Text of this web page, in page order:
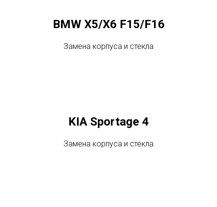
BMW X5/X6 F15/F16
Замена корпуса и стекла
KIA Sportage 4
Замена корпуса и стекла